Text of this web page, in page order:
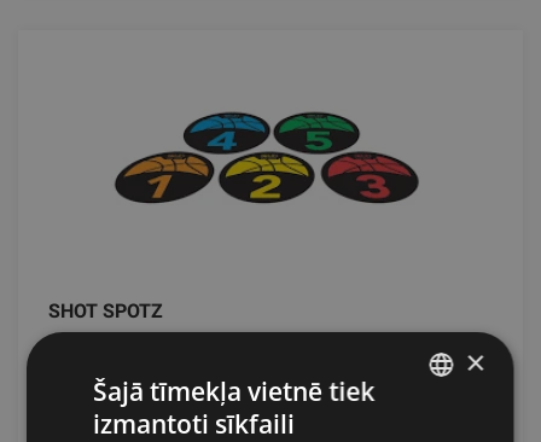
SHOT SPOTZ
31.90€
×
Šajā tīmekļa vietnē tiek
izmantoti sīkfaili